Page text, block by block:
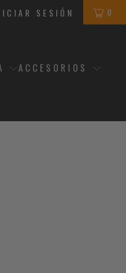
SESIÓN 0
ACCESORIOS